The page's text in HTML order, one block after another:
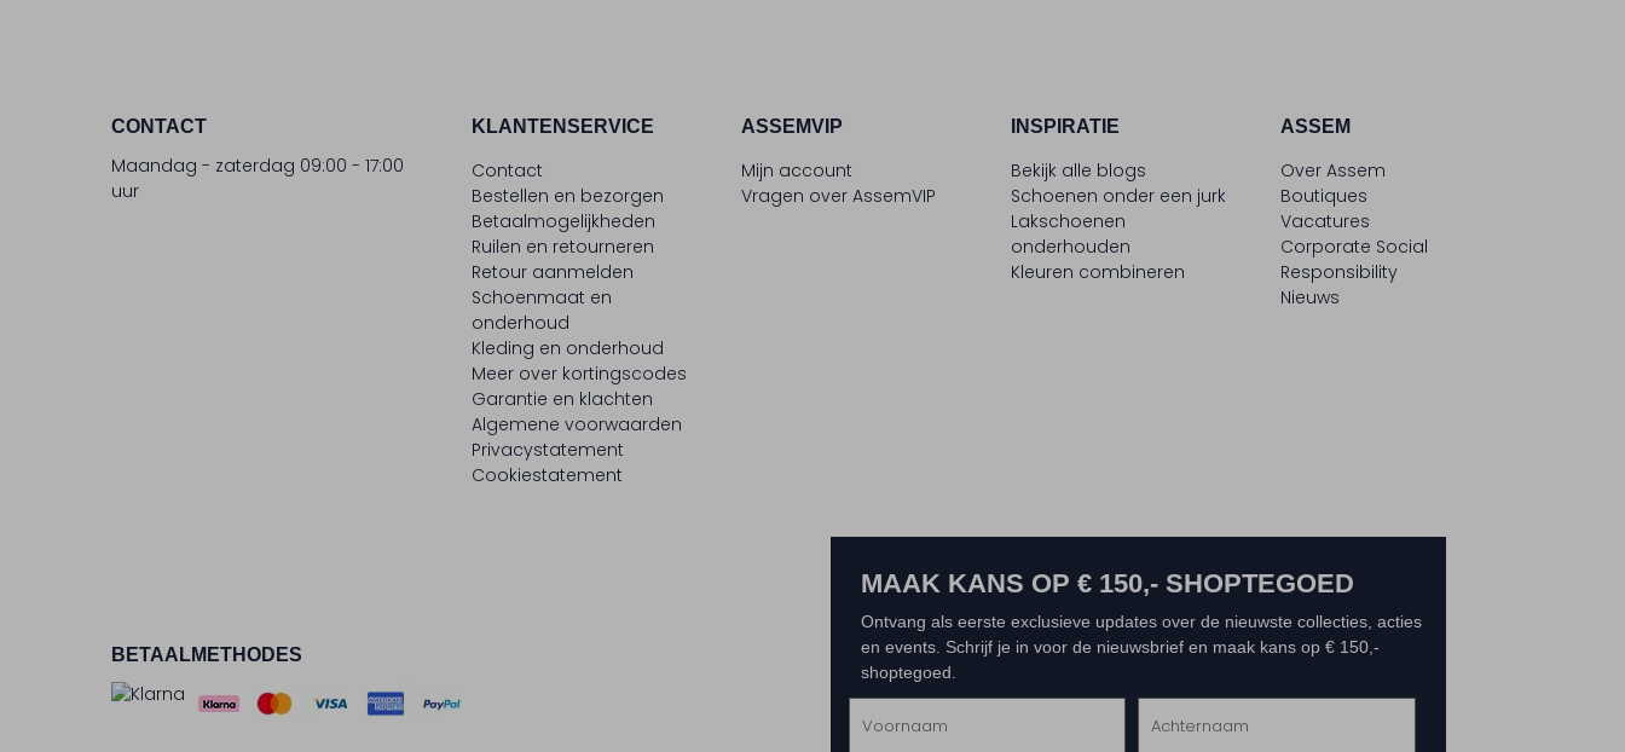
CONTACT
Maandag - zaterdag 09:00 - 17:00
uur
KLANTENSERVICE
Contact
Bestellen en bezorgen
Betaalmogelijkheden
Ruilen en retourneren
Retour aanmelden
Schoenmaat en
onderhoud
Kleding en onderhoud
Meer over kortingscodes
Garantie en klachten
Algemene voorwaarden
Privacystatement
Cookiestatement
ASSEMVIP
Mijn account
Vragen over AssemVIP
INSPIRATIE
Bekijk alle blogs
Schoenen onder een jurk
Lakschoenen
onderhouden
Kleuren combineren
ASSEM
Over Assem
Boutiques
Vacatures
Corporate Social
Responsibility
Nieuws
BETAALMETHODES
MAAK KANS OP € 150,- SHOPTEGOED
Ontvang als eerste exclusieve updates over de nieuwste collecties, acties
en events. Schrijf je in voor de nieuwsbrief en maak kans op € 150,-
shoptegoed.